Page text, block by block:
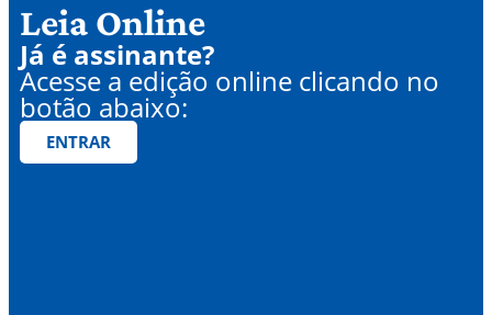
Leia Online
Já é assinante?
Acesse a edição online clicando no
botão abaixo:
ENTRAR